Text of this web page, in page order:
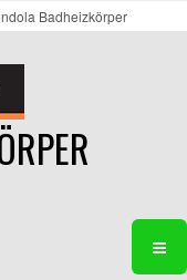
Badheizkörper